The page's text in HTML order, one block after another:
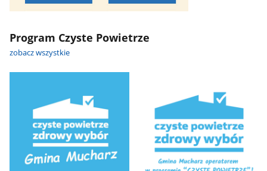
Program Czyste Powietrze
zobacz wszystkie